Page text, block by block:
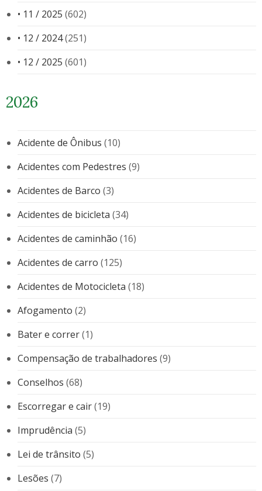
• 11 / 2025 (602)
• 12 / 2024(251)
• 12 / 2025 (601)
2026
Acidente de Ônibus (10)
Acidentes com Pedestres (9)
Acidentes de Barco (3)
Acidentes de bicicleta (34)
Acidentes de caminhão (16)
Acidentes de carro (125)
Acidentes de Motocicleta (18)
Afogamento (2)
Bater e correr(1)
Compensação de trabalhadores (9)
Conselhos (68)
Escorregar e cair(19)
Imprudência (5)
Lei de trânsito (5)
Lesões (7)